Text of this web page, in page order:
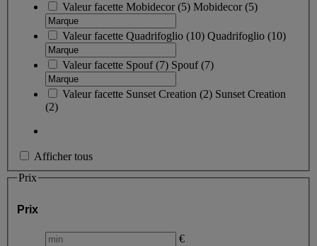
Valeur facette Mobidecor(5) Mobidecor(5)
Valeur facette Quadrifoglio (10) Quadrifoglio (10)
Valeur facette Spouf(7) Spouf(7)
Valeur facette Sunset Creation (2) Sunset Creation
(2)
Afficher tous
Prix
Prix
€